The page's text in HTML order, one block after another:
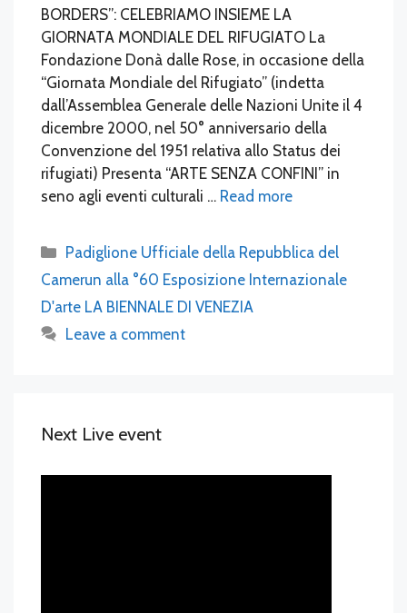
BORDERS”: CELEBRIAMO INSIEME LA
GIORNATA MONDIALE DEL RIFUGIATO La
Fondazione Donà dalle Rose, in occasione della
“Giornata Mondiale del Rifugiato” (indetta
dall’Assemblea Generale delle Nazioni Unite il 4
dicembre 2000, nel 50° anniversario della
Convenzione del 1951 relativa allo Status dei
rifugiati) Presenta “ARTE SENZA CONFINI” in
seno agli eventi culturali … Read more
Categories
Padiglione Ufficiale della Repubblica del
Camerun alla °60 Esposizione Internazionale
D'arte LA BIENNALE DI VENEZIA
Leave a comment
Next Live event